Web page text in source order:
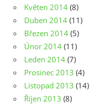
Květen 2014 (8)
Duben 2014 (11)
Březen 2014 (5)
Únor 2014 (11)
Leden 2014 (7)
Prosinec 2013 (4)
Listopad 2013 (14)
Říjen 2013 (8)